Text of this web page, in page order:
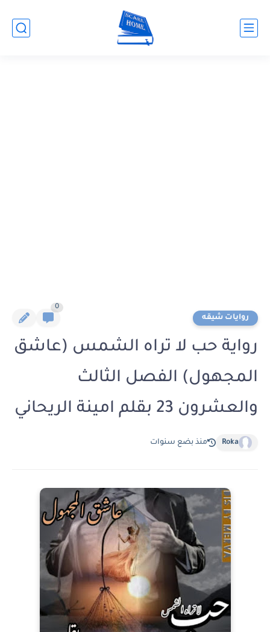
روايات شيقه
0
رواية حب لا تراه الشمس (عاشق
المجهول) الفصل الثالث
والعشرون 23 بقلم امينة الريحاني
Roka منذ بضع سنوات